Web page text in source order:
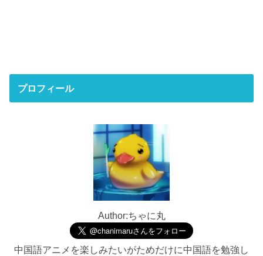
プロフィール
Author:ちゃに丸
中国語アニメを楽しみたいがためだけに中国語を勉強し